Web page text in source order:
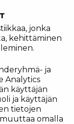
jonka
kehittäminen
ja
Analytics
käyttäjän
ja käyttäjän
tietojen
muuttaa omalla